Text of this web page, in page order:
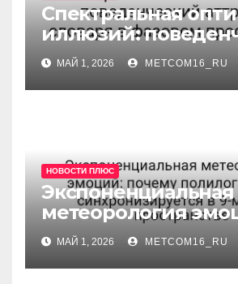
Спектральная
иллюзий:
аттрактор словаря в
фазовом
МАЙ 1, 2026 METCOM16_RU
НОВОСТИ ПЛЮС
Экспоненциальная
метеорология
почему полилога
синхронизируется
мерном
МАЙ 1, 2026 METCOM16_RU